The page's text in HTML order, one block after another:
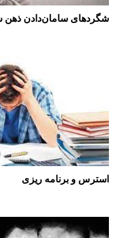
شگردهای سامان‌دادن ذهن شلوغ
استرس و برنامه ریزی